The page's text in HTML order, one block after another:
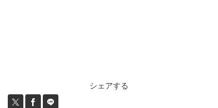
シェアする